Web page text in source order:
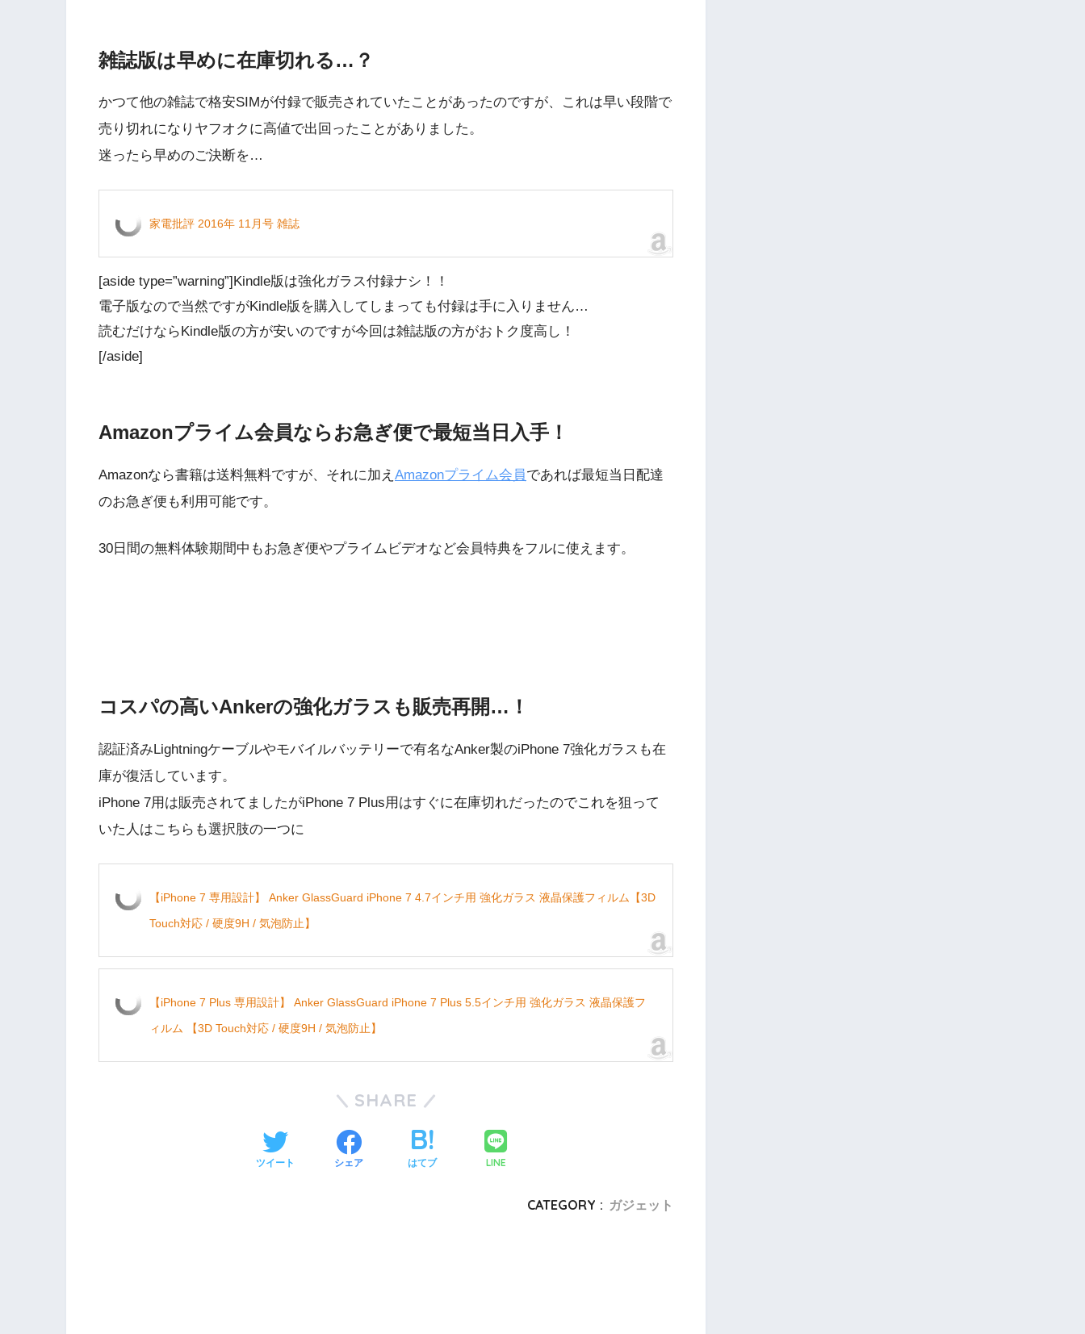
雑誌版は早めに在庫切れる…？
かつて他の雑誌で格安SIMが付録で販売されていたことがあったのですが、これは早い段階で
売り切れになりヤフオクに高値で出回ったことがありました。
迷ったら早めのご決断を…
家電批評 2016年 11月号 雑誌
[aside type=”warning”]Kindle版は強化ガラス付録ナシ！！
電子版なので当然ですがKindle版を購入してしまっても付録は手に入りません…
読むだけならKindle版の方が安いのですが今回は雑誌版の方がおトク度高し！
[/aside]
Amazonプライム会員ならお急ぎ便で最短当日入手！
Amazonなら書籍は送料無料ですが、それに加え Amazonプライム会員であれば最短当日配達
のお急ぎ便も利用可能です。
30日間の無料体験期間中もお急ぎ便やプライムビデオなど会員特典をフルに使えます。
コスパの高いAnkerの強化ガラスも販売再開…！
認証済みLightningケーブルやモバイルバッテリーで有名なAnker製のiPhone 7強化ガラスも在
庫が復活しています。
iPhone 7用は販売されてましたがiPhone 7 Plus用はすぐに在庫切れだったのでこれを狙って
いた人はこちらも選択肢の一つに
【iPhone 7 専用設計】 Anker GlassGuard iPhone 7 4.7インチ用 強化ガラス 液晶保護フィルム【3D
Touch対応 / 硬度9H / 気泡防止】
【iPhone 7 Plus 専用設計】 Anker GlassGuard iPhone 7 Plus 5.5インチ用 強化ガラス 液晶保護フ
ィルム 【3D Touch対応 / 硬度9H / 気泡防止】
SHARE
ツイート シェア はてブ LINE
CATEGORY : ガジェット